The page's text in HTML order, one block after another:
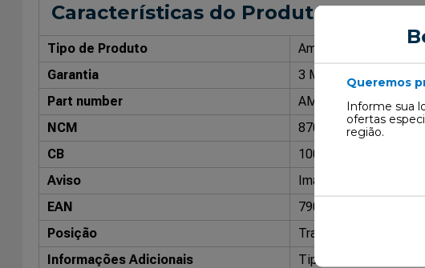
Queremos
Informe sua
ofertas
região.
Características do Produto
Tipo de Produto
Amortecedor de
Garantia
3 Meses
Part number
AMT7328
NCM
87088000
CB
10098002413
Aviso
Imagens meramente
EAN
7908680412584
Posição
Traseiro
Informações Adicionais
Tipo: Pressurizado HG